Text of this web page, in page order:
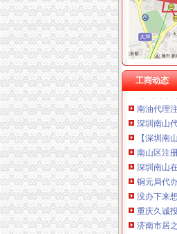
工商动态
福利社的
福利社
福利社_圈
福利社-苹
品宝贝福
南山代办
南油代理
深圳南山
【深圳南
南山区注
深圳南山
铜元局代
没办下来
重庆久诚
济南市居
渝开发：